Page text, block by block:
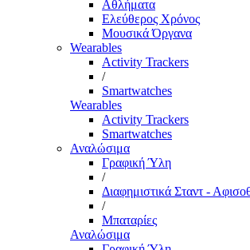
Αθλήματα
Ελεύθερος Χρόνος
Μουσικά Όργανα
Wearables
Activity Trackers
/
Smartwatches
Wearables
Activity Trackers
Smartwatches
Αναλώσιμα
Γραφική Ύλη
/
Διαφημιστικά Σταντ -
/
Μπαταρίες
Αναλώσιμα